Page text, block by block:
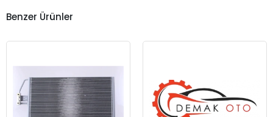
Benzer Ürünler